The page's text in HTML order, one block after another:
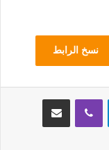
نسخ الرابط
تيلقرام ڤايبر مشاركة عبر البريد